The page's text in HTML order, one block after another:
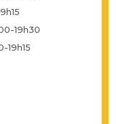
19h30
19h15